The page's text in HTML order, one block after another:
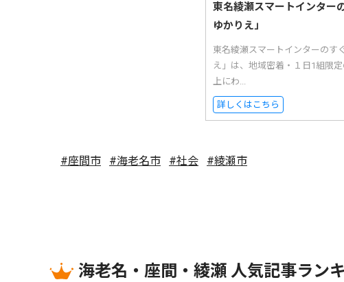
東名綾瀬スマートインター
ゆかりえ」
東名綾瀬スマートインターのす
え」は、地域密着・１日1組限
上にわ...
詳しくはこちら
#座間市 #海老名市 #社会 #綾瀬市
海老名・座間・綾瀬 人気記事ラン